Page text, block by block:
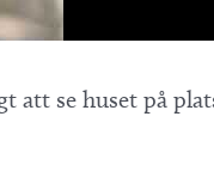
att se huset på